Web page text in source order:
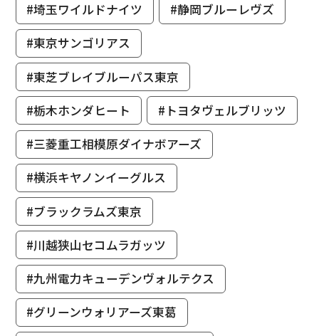
#埼玉ワイルドナイツ
#静岡ブルーレヴズ
#東京サンゴリアス
#東芝ブレイブルーパス東京
#栃木ホンダヒート
#トヨタヴェルブリッツ
#三菱重工相模原ダイナボアーズ
#横浜キヤノンイーグルス
#ブラックラムズ東京
#川越狭山セコムラガッツ
#九州電力キューデンヴォルテクス
#グリーンウォリアーズ東葛